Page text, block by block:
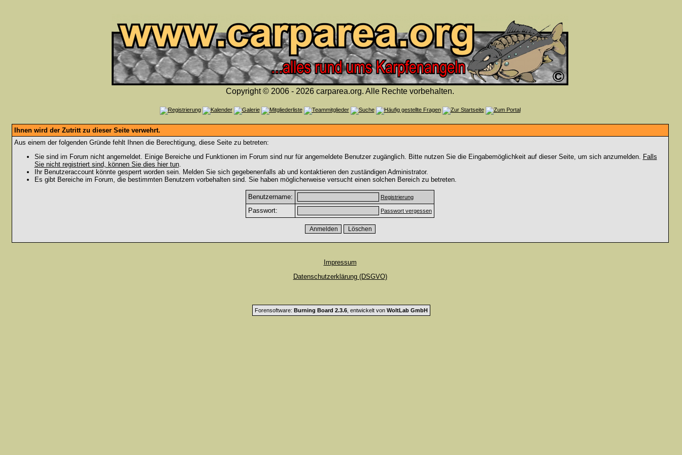
Copyright © 2006 - 2026 carparea.org. Alle Rechte vorbehalten.
Ihnen wird der Zutritt zu dieser Seite verwehrt.
Aus einem der folgenden Gründe fehlt Ihnen die Berechtigung, diese Seite zu betreten:
Sie sind im Forum nicht angemeldet. Einige Bereiche und Funktionen im Forum sind nur für angemeldete Benutzer zugänglich. Bitte nutzen Sie die Eingabemöglichkeit auf dieser Seite, um sich anzumelden. Falls
Sie nicht registriert sind, können Sie dies hier tun.
Ihr Benutzeraccount könnte gesperrt worden sein. Melden Sie sich gegebenenfalls ab und kontaktieren den zuständigen Administrator.
Es gibt Bereiche im Forum, die bestimmten Benutzern vorbehalten sind. Sie haben möglicherweise versucht einen solchen Bereich zu betreten.
Benutzername: Registrierung
Passwort: Passwort vergessen
Impressum
Datenschutzerklärung (DSGVO)
Forensoftware: Burning Board 2.3.6, entwickelt von WoltLab GmbH